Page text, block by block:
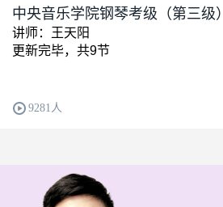
中央音乐学院钢琴考级（第三级）
讲师：王天阳
更新完毕，共9节
9281人